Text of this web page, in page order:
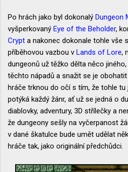
Po hrách jako byl dokonalý Dungeon
vyšperkovaný Eye of the Beholder,
Crypt a nakonec dokonale tohle vše
příběhovou vazbou v Lands of Lore,
dungeonů už těžko dělta něco
těchto nápadů a snažit se je
hráče trknou do očí s tím, že tohle
potýká každý žánr, ať už se jedná o
diablovky, adventury, 3D střílečky a
že dungeony sešly na vyčerpanost
v dané škatulce bude umět udělat
hráče tak, jako originální předchůdci.